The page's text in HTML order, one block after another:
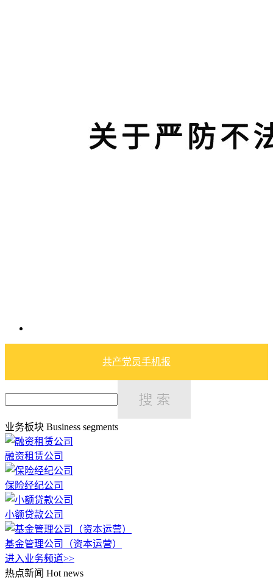
共产党员手机报
业务板块 Business segments
融资租赁公司
保险经纪公司
小额贷款公司
基金管理公司（资本运营）
进入业务频道>>
热点新闻 Hot news